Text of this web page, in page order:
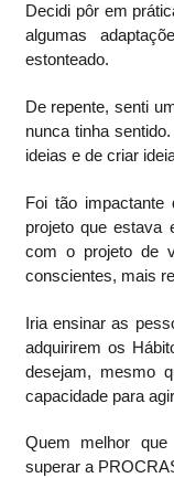
Decidi pôr em
algumas
estonteado.
De repente, senti
nunca tinha
ideias e de criar
Foi tão
projeto que estava
com o projeto de
conscientes, mais
Iria ensinar as
adquirirem os
desejam, mesmo
capacidade para
Quem melhor
superar a